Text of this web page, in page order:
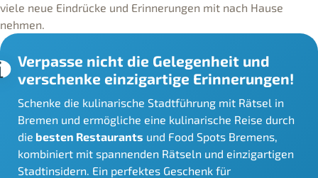
viele neue Eindrücke und Erinnerungen mit nach Hause
nehmen.
Verpasse nicht die Gelegenheit und
verschenke einzigartige Erinnerungen!
Schenke die kulinarische Stadtführung mit Rätsel in
Bremen und ermögliche eine kulinarische Reise durch
die besten Restaurants und Food Spots Bremens,
kombiniert mit spannenden Rätseln und einzigartigen
Stadtinsidern. Ein perfektes Geschenk für